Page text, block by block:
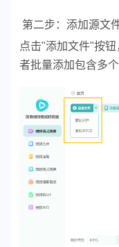
第二步：添加源文
点击"添加文件"按
者批量添加包含多